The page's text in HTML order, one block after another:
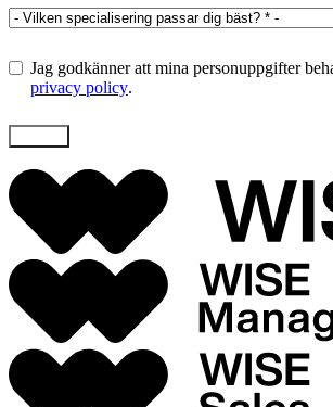
Jag godkänner att mina personuppgifter
privacy policy.